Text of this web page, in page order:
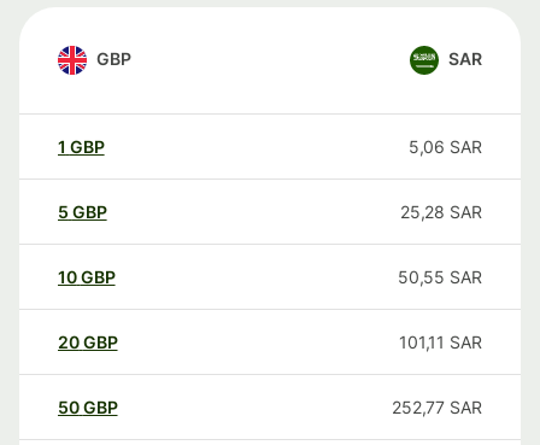
GBP SAR
1 GBP 5,06 SAR
5 GBP 25,28 SAR
10GBP 50,55 SAR
20GBP 101,11 SAR
50GBP 252,77 SAR